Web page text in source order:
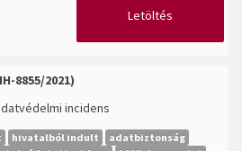
Letöltés
8855/2021)
incidens
hivatalból indult
adatbiztonság